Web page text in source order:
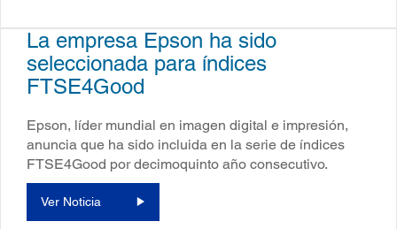
La empresa Epson ha sido
seleccionada para índices
FTSE4Good
Epson, líder mundial en imagen digital e impresión,
anuncia que ha sido incluida en la serie de índices
FTSE4Good por decimoquinto año consecutivo.
Ver Noticia